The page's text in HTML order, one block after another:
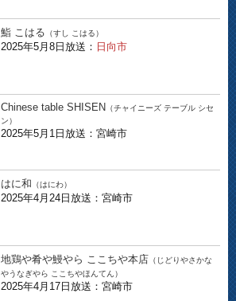
鮨 こはる （すし こはる）
2025年5月8日放送： 日向市
Chinese table SHISEN （チャイニーズ テーブル シセ
ン）
2025年5月1日放送：宮崎市
はに和 （はにわ）
2025年4月24日放送：宮崎市
地鶏や肴や鰻やら ここちや本店 （じどりやさかな
やうなぎやら ここちやほんてん）
2025年4月17日放送：宮崎市